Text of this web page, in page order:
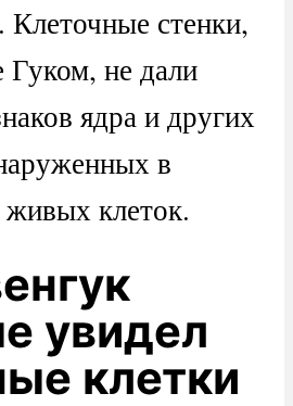
стенки,
не дали
ядра и других
в
клеток.
увидел
клетки